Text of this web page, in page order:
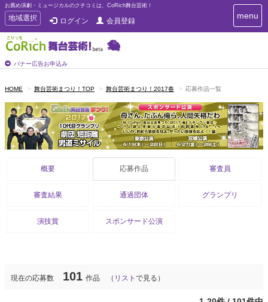
お薦め演劇・ミュージカルのクチコミは、CoRich舞台芸術！
T
o
g
g
e
a
g
a
t
i
地域選択 ログイン 会員登録
バナー広告お申込み
T
o
v
i
g
a
menu
HOME 舞台芸術まつり！TOP 舞台芸術まつり！2017春 応募作品一覧
概要 応募作品 審査員
審査結果 通過団体 グランプリ
演技賞 スポンサード公演
現在の応募数 101 作品 （ リスト で見る）